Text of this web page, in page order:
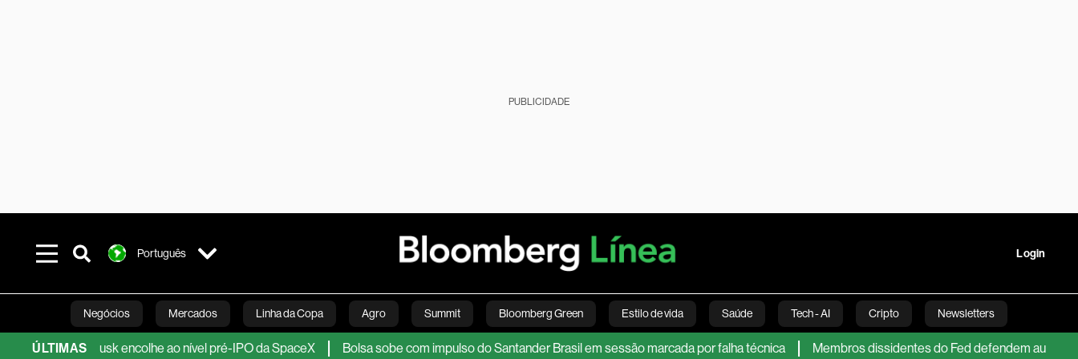
PUBLICIDADE
Português Login
Negócios Mercados Linha da Copa Agro Summit Bloomberg Green Estilo de vida Saúde Tech - AI Cripto Newsletters
Línea Studios Podcasts Inovação Finanças pessoais Viagens Internacional Brasil Startups Linha Executiva Opinião Vídeos
ÚLTIMAS
de Musk encolhe ao nível pré-IPO da SpaceX Bolsa sobe com impulso do Santander Brasil em sessão marcada por falha técnica Membros dissidentes do Fed defendem aumento de